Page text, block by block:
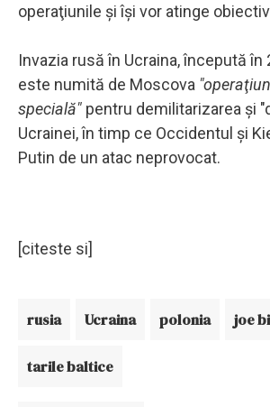
operaţiunile şi îşi vor atinge
Invazia rusă în Ucraina, începută în
este numită de Moscova
specială" pentru demilitarizarea şi
Ucrainei, în timp ce Occidentul şi
Putin de un atac neprovocat.
[citeste si]
rusia Ucraina polonia joe
tarile baltice